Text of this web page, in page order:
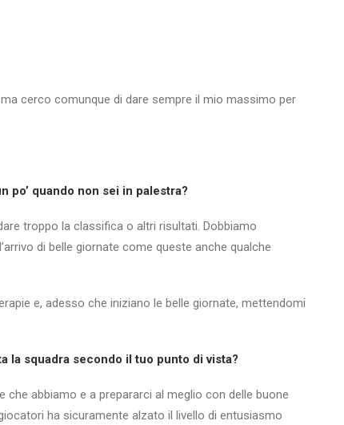
cerco comunque di dare sempre il mio massimo per
quando non sei in palestra?
troppo la classifica o altri risultati. Dobbiamo
di belle giornate come queste anche qualche
e, adesso che iniziano le belle giornate, mettendomi
la squadra secondo il tuo punto di vista?
abbiamo e a prepararci al meglio con delle buone
ha sicuramente alzato il livello di entusiasmo